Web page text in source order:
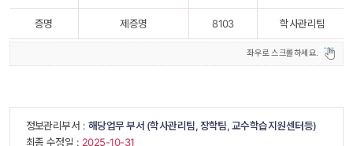
증명 제증명 8103 학사관리팀
정보관리부서 : 해당업무 부서 (학사관리팀, 장학팀, 교수학습지원센터등)
최종 수정일 : 2025-10-31